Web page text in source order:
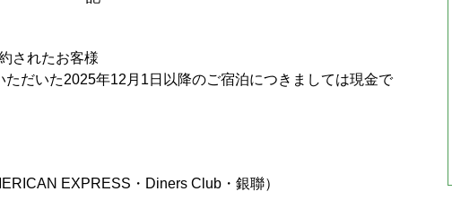
されたお客様
だいた2025年12月1日以降のご宿泊につきましては現金で
EXPRESS・Diners Club・銀聯）